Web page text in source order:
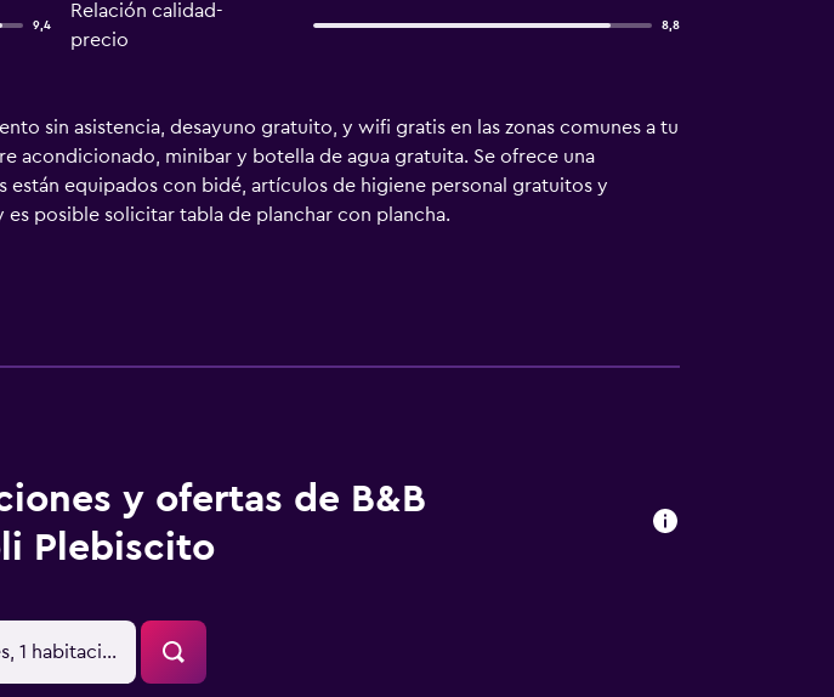
9,4
Relación calidad-
precio
8,8
sin asistencia, desayuno gratuito, y wifi gratis en las zonas comunes a tu
acondicionado, minibar y botella de agua gratuita. Se ofrece una
están equipados con bidé, artículos de higiene personal gratuitos y
posible solicitar tabla de planchar con plancha.
y ofertas de B&B
Plebiscito
1 habitación